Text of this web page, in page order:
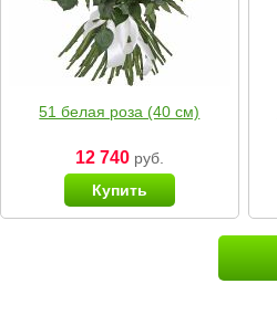
51 белая роза (40 см)
12 740руб.
Купить